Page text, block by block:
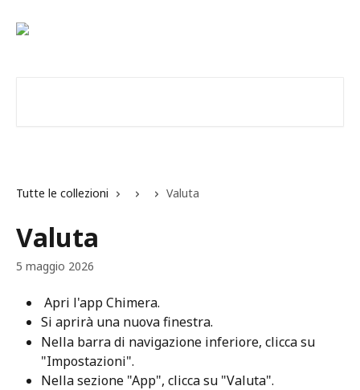
Tutte le collezioni Valuta
Valuta
5 maggio 2026
Apri l'app Chimera.
Si aprirà una nuova finestra.
Nella barra di navigazione inferiore, clicca su
"Impostazioni".
Nella sezione "App", clicca su "Valuta".